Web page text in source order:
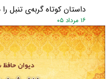
داستان کوتاه گربه‌ی تنبل
۱۶ مرداد ۰۵